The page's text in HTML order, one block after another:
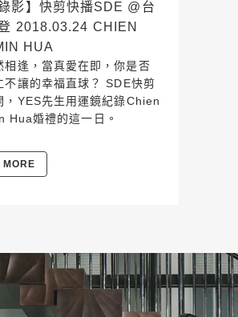
錄影】快剪快播SDE @台
2018.03.24 CHIEN
HUA
相逢，當真愛在即，你是否
不讓的幸福直球？ SDE快剪
，YES先生用運鏡紀錄Chien
Hua婚禮的這一日。
MORE